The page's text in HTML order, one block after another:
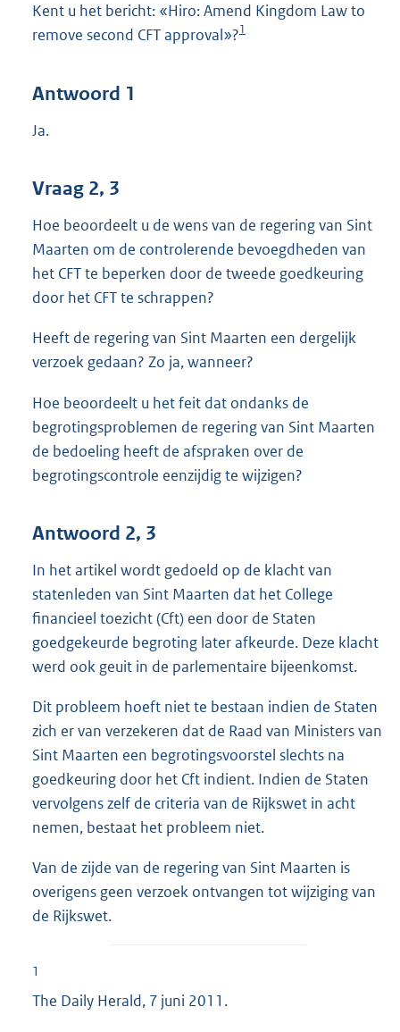
Kent u het bericht: «Hiro: Amend Kingdom Law to
remove second CFT approval»?1
Antwoord 1
Ja.
Vraag 2, 3
Hoe beoordeelt u de wens van de regering van Sint
Maarten om de controlerende bevoegdheden van
het CFT te beperken door de tweede goedkeuring
door het CFT te schrappen?
Heeft de regering van Sint Maarten een dergelijk
verzoek gedaan? Zo ja, wanneer?
Hoe beoordeelt u het feit dat ondanks de
begrotingsproblemen de regering van Sint Maarten
de bedoeling heeft de afspraken over de
begrotingscontrole eenzijdig te wijzigen?
Antwoord 2, 3
In het artikel wordt gedoeld op de klacht van
statenleden van Sint Maarten dat het College
financieel toezicht (Cft) een door de Staten
goedgekeurde begroting later afkeurde. Deze klacht
werd ook geuit in de parlementaire bijeenkomst.
Dit probleem hoeft niet te bestaan indien de Staten
zich er van verzekeren dat de Raad van Ministers van
Sint Maarten een begrotingsvoorstel slechts na
goedkeuring door het Cft indient. Indien de Staten
vervolgens zelf de criteria van de Rijkswet in acht
nemen, bestaat het probleem niet.
Van de zijde van de regering van Sint Maarten is
overigens geen verzoek ontvangen tot wijziging van
de Rijkswet.
1
The Daily Herald, 7 juni 2011.